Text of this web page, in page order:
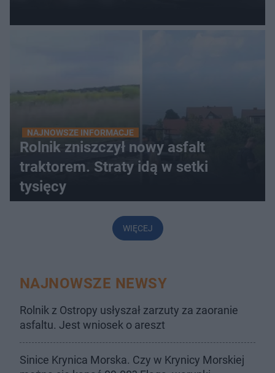
NAJNOWSZE INFORMACJE
Rolnik zniszczył nowy asfalt
traktorem. Straty idą w setki
tysięcy
WIĘCEJ
NAJNOWSZE NEWSY
Rolnik z Ostropy usłyszał zarzuty za zaoranie
asfaltu. Jest wniosek o areszt
Sinice Krynica Morska. Czy w Krynicy Morskiej